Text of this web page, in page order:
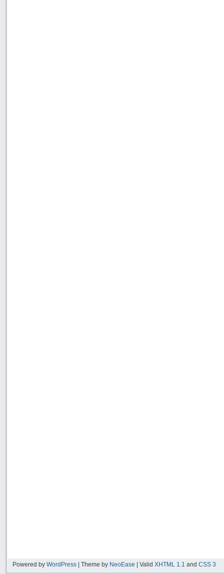
Powered by WordPress | Theme by NeoEase | Valid XHTML 1.1 and CSS 3